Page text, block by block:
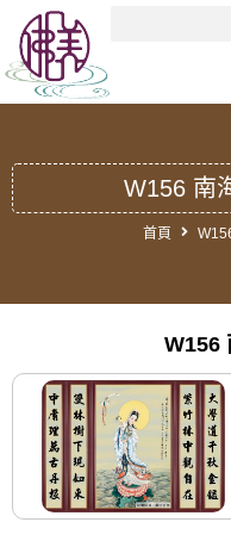
W156 南
首頁
W156